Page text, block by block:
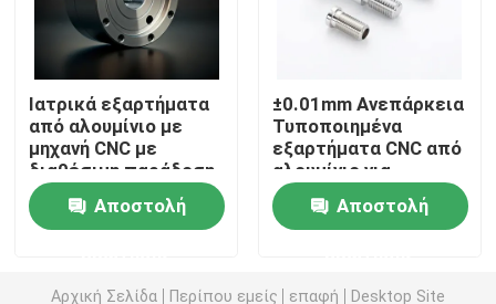
CNC γυρίζοντας μέρη άλεσης
CNC μέρη ανοξείδωτου
CNC μέρη ορείχαλκου
Ιατρικά εξαρτήματα
από αλουμίνιο με
μηχανή CNC με
διαθέσιμη παράδοση
UPS
Αποστολή
±0.01mm Ανεπάρκεια
Τυποποιημένα
εξαρτήματα CNC από
αλουμίνιο για
βιομηχανικές
εφαρμογέςΑποστολή
Αρχική Σελίδα Περίπου εμείς επαφή
Desktop Site